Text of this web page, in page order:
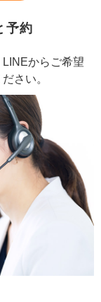
予約
からご希望
さい。